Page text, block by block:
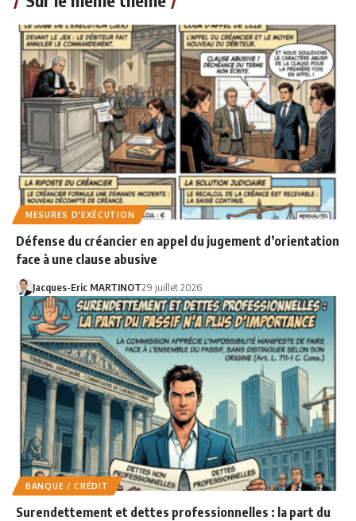
MESURES D'EXÉCUTION
Défense du créancier en appel du jugement d’orientation
face à une clause abusive
Jacques-Eric MARTINOT29 juillet 2026
BANQUE / CRÉDIT
Surendettement et dettes professionnelles : la part du